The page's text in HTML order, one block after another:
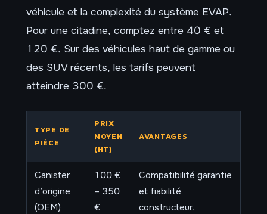
véhicule et la complexité du système EVAP.
Pour une citadine, comptez entre 40 € et
120 €. Sur des véhicules haut de gamme ou
des SUV récents, les tarifs peuvent
atteindre 300 €.
TYPE DE
PIÈCE
PRIX
MOYEN
(HT)
AVANTAGES
Canister
d’origine
(OEM)
100 €
– 350
€
Compatibilité garantie
et fiabilité
constructeur.